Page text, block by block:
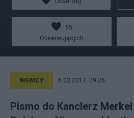
65
Obserwujących
NIEMCY 6.02.2017, 09:26
Pismo do Kanclerz